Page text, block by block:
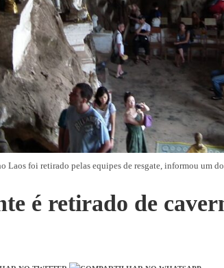
Laos foi retirado pelas equipes de resgate, informou um
é retirado de